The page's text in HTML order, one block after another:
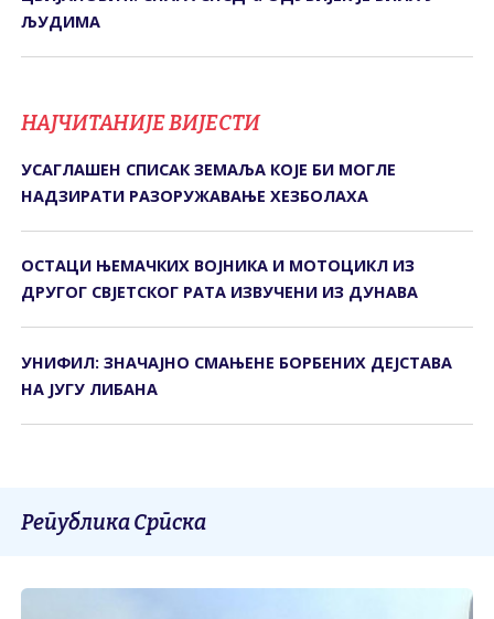
ЉУДИМА
НАЈЧИТАНИЈЕ ВИЈЕСТИ
УСАГЛАШЕН СПИСАК ЗЕМАЉА КОЈЕ БИ МОГЛЕ
НАДЗИРАТИ РАЗОРУЖАВАЊЕ ХЕЗБОЛАХА
ОСТАЦИ ЊЕМАЧКИХ ВОЈНИКА И МОТОЦИКЛ ИЗ
ДРУГОГ СВЈЕТСКОГ РАТА ИЗВУЧЕНИ ИЗ ДУНАВА
УНИФИЛ: ЗНАЧАЈНО СМАЊЕНЕ БОРБЕНИХ ДЕЈСТАВА
НА ЈУГУ ЛИБАНА
Република Српска